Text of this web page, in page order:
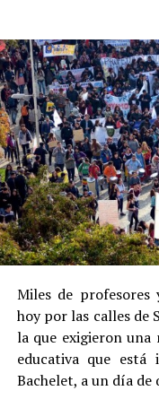
Miles de profesores
hoy por las calles de
la que exigieron
educativa que está
Bachelet, a un día de